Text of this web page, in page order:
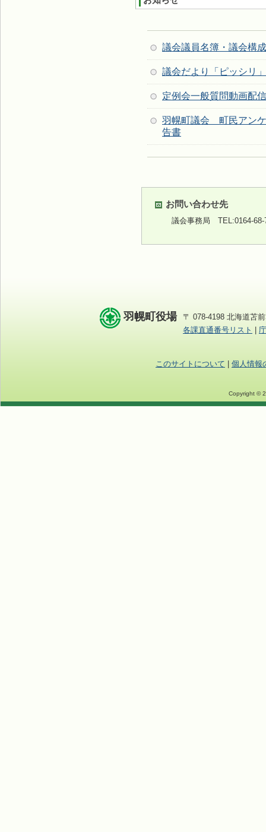
議会議員名簿・議会構成
議会だより「ピッシリ」
定例会一般質問動画配信
羽幌町議会 町民アン
告書
お問い合わせ先
議会事務局 TEL:0164-
羽幌町役場
〒 078-4198 北海道苫
各課直通番号リスト
このサイトについて 個人情報
Copyright ©